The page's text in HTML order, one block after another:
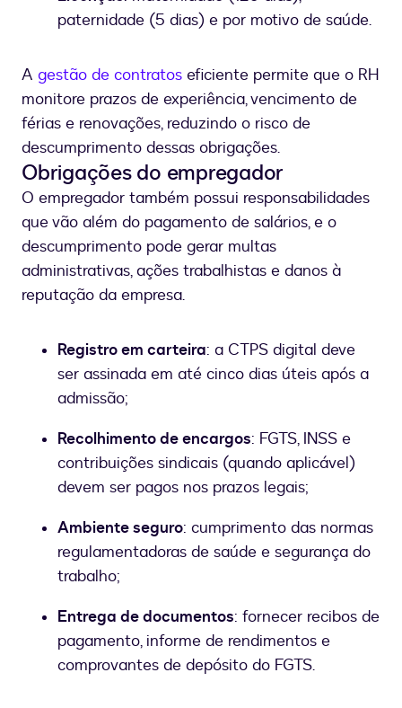
paternidade (5 dias) e por motivo de saúde.
A gestão de contratos eficiente permite que o RH
monitore prazos de experiência, vencimento de
férias e renovações, reduzindo o risco de
descumprimento dessas obrigações.
Obrigações do empregador
O empregador também possui responsabilidades
que vão além do pagamento de salários, e o
descumprimento pode gerar multas
administrativas, ações trabalhistas e danos à
reputação da empresa.
Registro em carteira: a CTPS digital deve
ser assinada em até cinco dias úteis após a
admissão;
Recolhimento de encargos: FGTS, INSS e
contribuições sindicais (quando aplicável)
devem ser pagos nos prazos legais;
Ambiente seguro: cumprimento das normas
regulamentadoras de saúde e segurança do
trabalho;
Entrega de documentos: fornecer recibos de
pagamento, informe de rendimentos e
comprovantes de depósito do FGTS.